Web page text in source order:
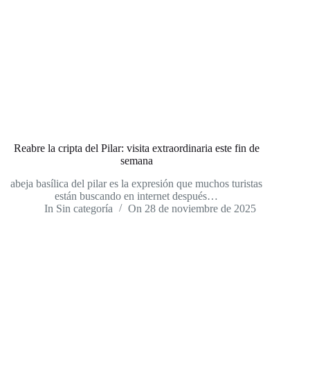
Reabre la cripta del Pilar: visita extraordinaria este fin de
semana
abeja basílica del pilar es la expresión que muchos turistas
están buscando en internet después…
In Sin categoría On 28 de noviembre de 2025